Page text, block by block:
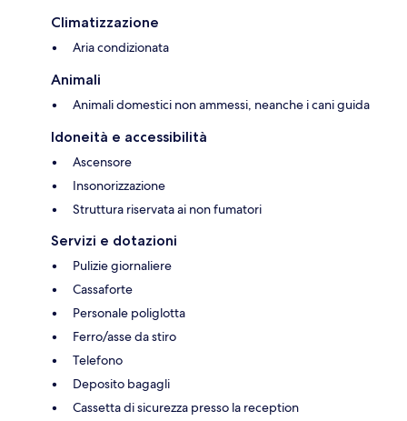
Climatizzazione
Aria condizionata
Animali
Animali domestici non ammessi, neanche i cani guida
Idoneità e accessibilità
Ascensore
Insonorizzazione
Struttura riservata ai non fumatori
Servizi e dotazioni
Pulizie giornaliere
Cassaforte
Personale poliglotta
Ferro/asse da stiro
Telefono
Deposito bagagli
Cassetta di sicurezza presso la reception